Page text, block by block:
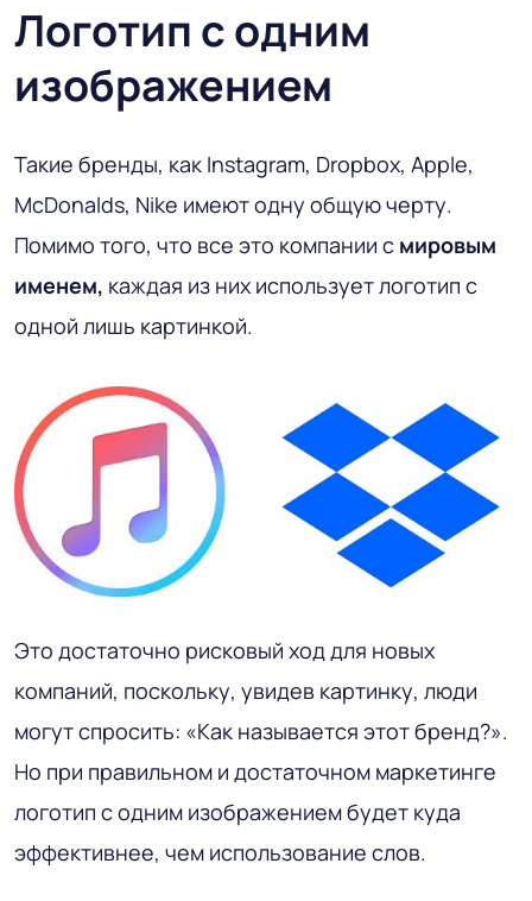
Логотип с одним
изображением
Такие бренды, как Instagram, Dropbox, Apple,
McDonalds, Nike имеют одну общую черту.
Помимо того, что все это компании с мировым
именем, каждая из них использует логотип с
одной лишь картинкой.
Это достаточно рисковый ход для новых
компаний, поскольку, увидев картинку, люди
могут спросить: «Как называется этот бренд?».
Но при правильном и достаточном маркетинге
логотип с одним изображением будет куда
эффективнее, чем использование слов.